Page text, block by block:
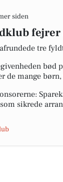
siden
fejrer
tre
bød
de mange
sikrede